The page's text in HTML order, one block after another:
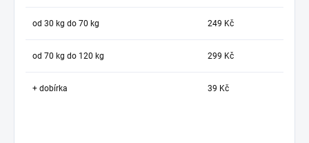
od 30 kg do 70 kg 249 Kč
od 70 kg do 120 kg 299 Kč
+ dobírka 39 Kč